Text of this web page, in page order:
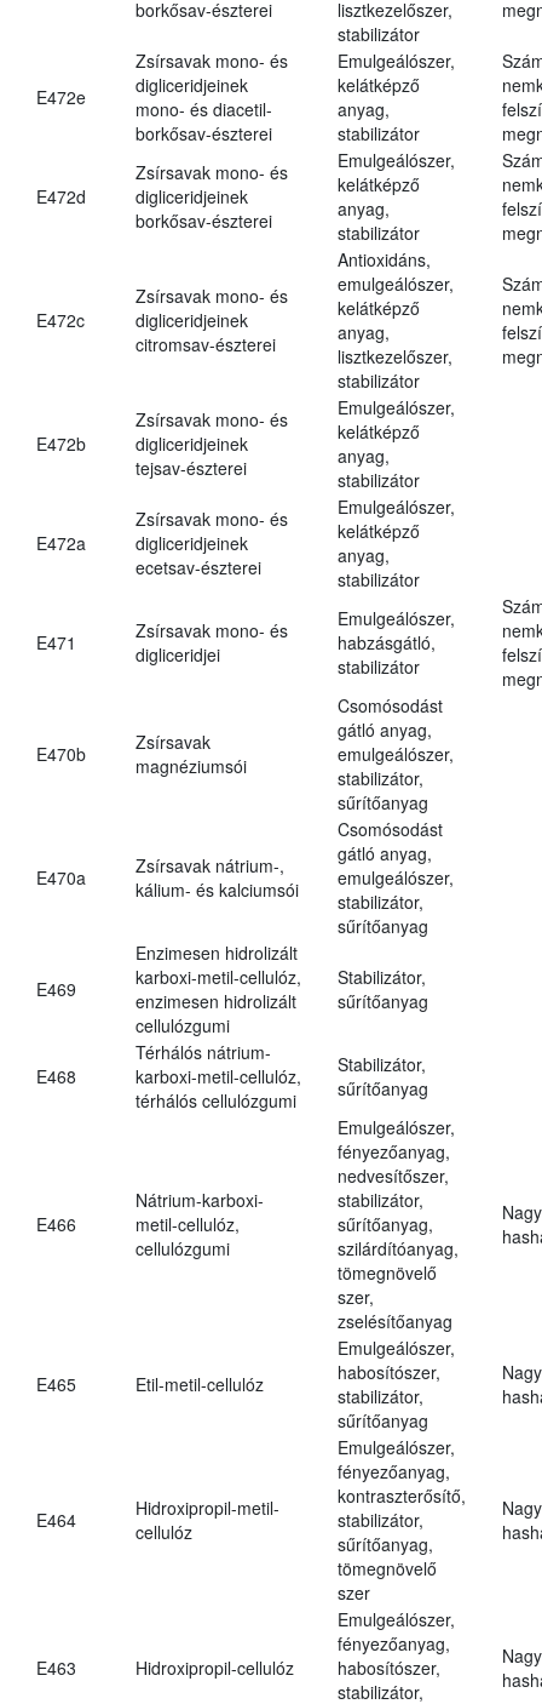
borkősav-észterei
lisztkezelőszer,
stabilizátor
E472e
Zsírsavak mono- és
digliceridjeinek
mono- és diacetil-
borkősav-észterei
Emulgeálószer,
kelátképző
anyag,
stabilizátor
E472d
Zsírsavak mono- és
digliceridjeinek
borkősav-észterei
Emulgeálószer,
kelátképző
anyag,
stabilizátor
E472c
Zsírsavak mono- és
digliceridjeinek
citromsav-észterei
Antioxidáns,
emulgeálószer,
kelátképző
anyag,
lisztkezelőszer,
stabilizátor
E472b
Zsírsavak mono- és
digliceridjeinek
tejsav-észterei
Emulgeálószer,
kelátképző
anyag,
stabilizátor
E472a
Zsírsavak mono- és
digliceridjeinek
ecetsav-észterei
Emulgeálószer,
kelátképző
anyag,
stabilizátor
E471
Zsírsavak mono- és
digliceridjei
Emulgeálószer,
habzásgátló,
stabilizátor
E470b
Zsírsavak
magnéziumsói
Csomósodást
gátló anyag,
emulgeálószer,
stabilizátor,
sűrítőanyag
E470a
Zsírsavak nátrium-,
kálium- és kalciumsói
Csomósodást
gátló anyag,
emulgeálószer,
stabilizátor,
sűrítőanyag
E469
Enzimesen hidrolizált
karboxi-metil-cellulóz,
enzimesen hidrolizált
cellulózgumi
Stabilizátor,
sűrítőanyag
E468
Térhálós nátrium-
karboxi-metil-cellulóz,
térhálós cellulózgumi
Stabilizátor,
sűrítőanyag
E466
Nátrium-karboxi-
metil-cellulóz,
cellulózgumi
Emulgeálószer,
fényezőanyag,
nedvesítőszer,
stabilizátor,
sűrítőanyag,
szilárdítóanyag,
tömegnövelő
szer,
zselésítőanyag
E465 Etil-metil-cellulóz
Emulgeálószer,
habosítószer,
stabilizátor,
sűrítőanyag
E464
Hidroxipropil-metil-
cellulóz
Emulgeálószer,
fényezőanyag,
kontraszterősítő,
stabilizátor,
sűrítőanyag,
tömegnövelő
szer
E463 Hidroxipropil-cellulóz
Emulgeálószer,
fényezőanyag,
habosítószer,
stabilizátor,